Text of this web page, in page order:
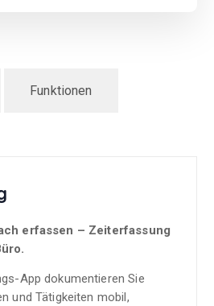
Funktionen
erfassen – Zeiterfassung
App dokumentieren Sie
und Tätigkeiten mobil,